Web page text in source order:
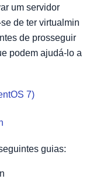
um servidor
de ter virtualmin
de prosseguir
podem ajudá-lo a
7)
guias: